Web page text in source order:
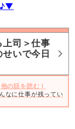
♪▼
上司＞仕事
いで今日
他の話を読む！
なに仕事が残っていて